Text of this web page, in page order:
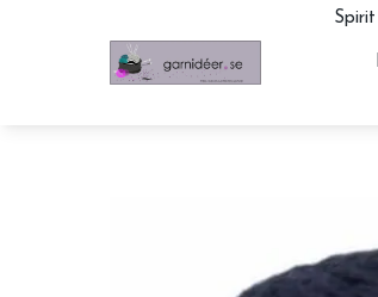
Spirit